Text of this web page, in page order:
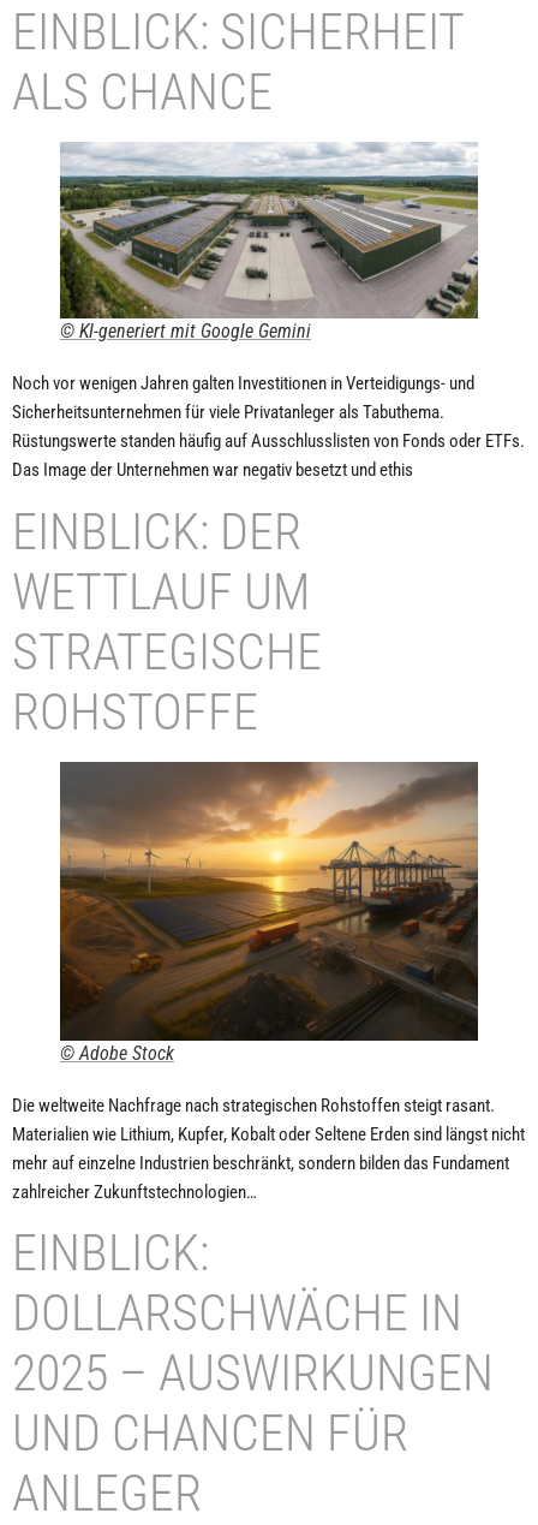
EINBLICK: SICHERHEIT
ALS CHANCE
© KI-generiert mit Google Gemini
Noch vor wenigen Jahren galten Investitionen in Verteidigungs- und
Sicherheitsunternehmen für viele Privatanleger als Tabuthema.
Rüstungswerte standen häufig auf Ausschlusslisten von Fonds oder ETFs.
Das Image der Unternehmen war negativ besetzt und ethis
EINBLICK: DER
WETTLAUF UM
STRATEGISCHE
ROHSTOFFE
© Adobe Stock
Die weltweite Nachfrage nach strategischen Rohstoffen steigt rasant.
Materialien wie Lithium, Kupfer, Kobalt oder Seltene Erden sind längst nicht
mehr auf einzelne Industrien beschränkt, sondern bilden das Fundament
zahlreicher Zukunftstechnologien…
EINBLICK:
DOLLARSCHWÄCHE IN
2025 – AUSWIRKUNGEN
UND CHANCEN FÜR
ANLEGER